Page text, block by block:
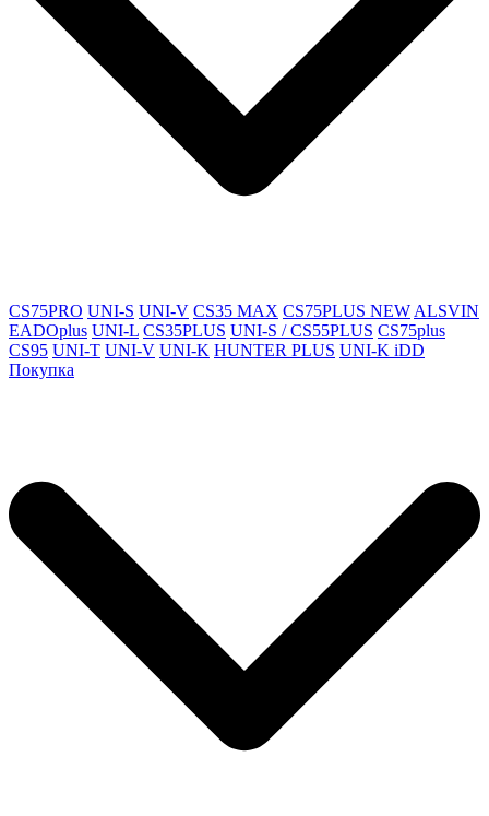
CS75PRO UNI-S UNI-V CS35 MAX CS75PLUS NEW ALSVIN
EADOplus UNI-L CS35PLUS UNI-S / CS55PLUS CS75plus
CS95 UNI-T UNI-V UNI-K HUNTER PLUS UNI-K iDD
Покупка